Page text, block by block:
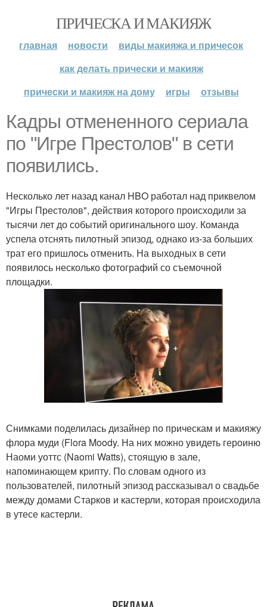
ПРИЧЕСКА И МАКИЯЖ
главная новости
виды макияжа и причесок
как делать прически и макияж
прически и макияж на дому
игры отзывы
Кадры отмененного сериала
по "Игре Престолов" в сети
появились.
Несколько лет назад канал HBO работал над приквелом
"Игры Престолов", действия которого происходили за
тысячи лет до событий оригинального шоу. Команда
успела отснять пилотный эпизод, однако из-за больших
трат его пришлось отменить. На выходных в сети
появилось несколько фотографий со съемочной
площадки.
Снимками поделилась дизайнер по прическам и макияжу
флора муди (Flora Moody. На них можно увидеть героиню
Наоми уоттс (Naomi Watts), стоящую в зале,
напоминающем крипту. По словам одного из
пользователей, пилотный эпизод рассказывал о свадьбе
между домами Старков и кастерли, которая происходила
в утесе кастерли.